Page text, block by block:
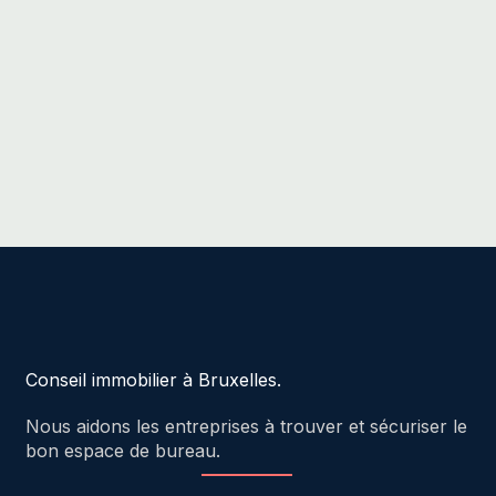
Conseil immobilier à Bruxelles.
Nous aidons les entreprises à trouver et sécuriser le
bon espace de bureau.